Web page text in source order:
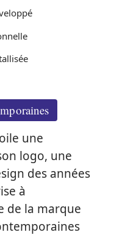
une
logo, une
des années
à
de la marque